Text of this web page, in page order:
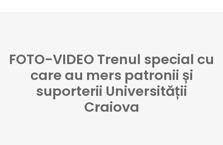
FOTO-VIDEO Trenul special cu
care au mers patronii și
suporterii Universității
Craiova